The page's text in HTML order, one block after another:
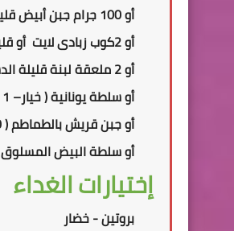
أو 100 جرام جبن أبيض قليل الدسم+ سلطة
أو2كوب زبادى لايت أو
أو 2 ملعقة لبنة قليلة الدسم + خيار
أو سلطة يونانية(خيار– 1 طماطم
أو جبن قريش بالطماطم ( 2
أو سلطة البيض المسلوق ( 2 بيضة مسلوقة +
إختيارات الغداء
بروتين - خضار